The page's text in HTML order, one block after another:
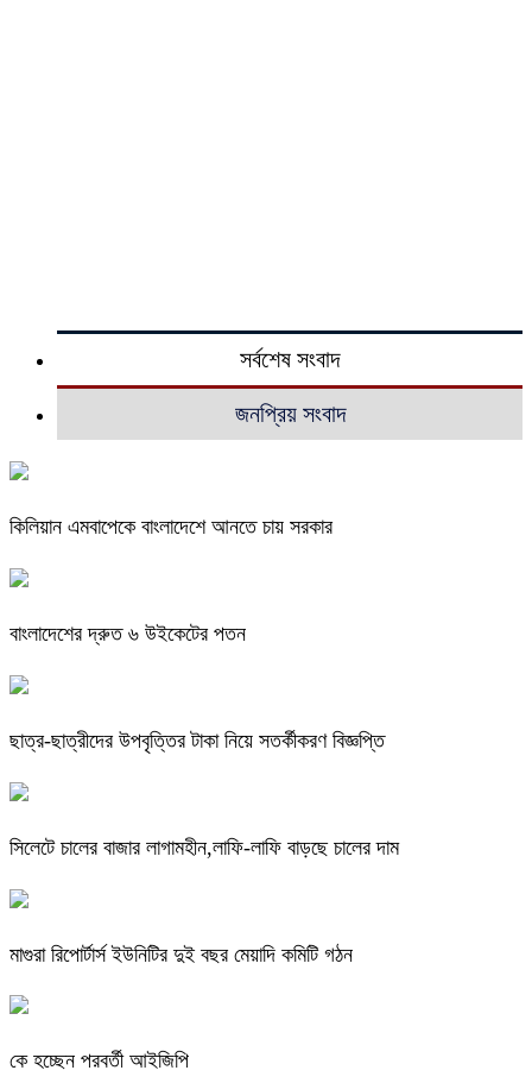
সর্বশেষ সংবাদ
জনপ্রিয় সংবাদ
কিলিয়ান এমবাপেকে বাংলাদেশে আনতে চায় সরকার
বাংলাদেশের দ্রুত ৬ উইকেটের পতন
ছাত্র-ছাত্রীদের উপবৃত্তির টাকা নিয়ে সতর্কীকরণ বিজ্ঞপ্তি
সিলেটে চালের বাজার লাগামহীন,লাফি-লাফি বাড়ছে চালের দাম
মাগুরা রিপোর্টার্স ইউনিটির দুই বছর মেয়াদি কমিটি গঠন
কে হচ্ছেন পরবর্তী আইজিপি